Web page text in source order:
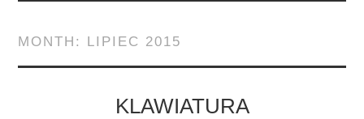
MONTH: LIPIEC 2015
KLAWIATURA